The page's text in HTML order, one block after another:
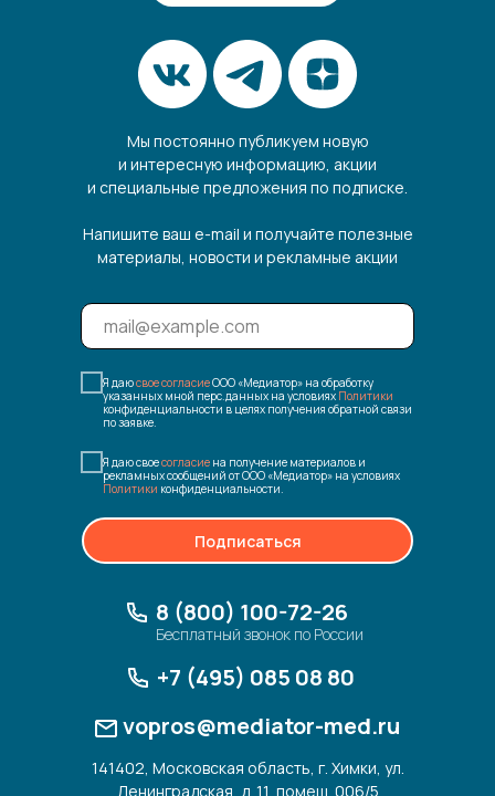
Мы постоянно публикуем новую
и интересную информацию, акции
и специальные предложения по подписке.
Напишите ваш e-mail и получайте полезные
материалы, новости и рекламные акции
Я даюсвое согласиеООО «Медиатор» на обработку
указанных мной перс.данных на условиях Политики
конфиденциальности в целях получения обратной связи
по заявке.
Я даю своесогласие на получение материалов и
рекламных сообщений от ООО «Медиатор» на условиях
Политики конфиденциальности.
Подписаться
8 (800) 100-72-26
Бесплатный звонок по России
vopros@mediator-med.ru
141402, Московская область, г. Химки, ул.
Ленинградская, д. 11, помещ. 006/5
+7 (495) 085 08 80